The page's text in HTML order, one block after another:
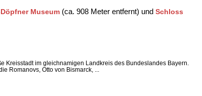
Museum (ca. 908 Meter entfernt) und Schloss
Kreisstadt im gleichnamigen Landkreis des Bundeslandes Bayern.
Romanovs, Otto von Bismarck, ...